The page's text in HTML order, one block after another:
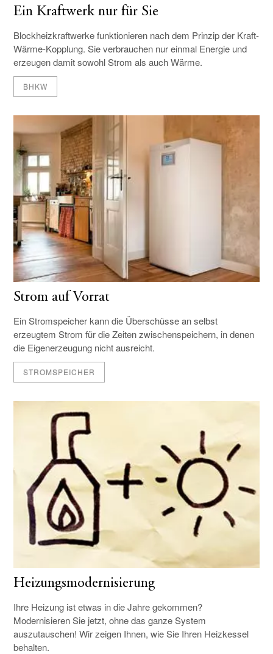
Ein Kraftwerk nur für Sie
Blockheizkraftwerke funktionieren nach dem Prinzip der Kraft-
Wärme-Kopplung. Sie verbrauchen nur einmal Energie und
erzeugen damit sowohl Strom als auch Wärme.
BHKW
Strom auf Vorrat
Ein Stromspeicher kann die Überschüsse an selbst
erzeugtem Strom für die Zeiten zwischenspeichern, in denen
die Eigenerzeugung nicht ausreicht.
STROMSPEICHER
Heizungsmodernisierung
Ihre Heizung ist etwas in die Jahre gekommen?
Modernisieren Sie jetzt, ohne das ganze System
auszutauschen! Wir zeigen Ihnen, wie Sie Ihren Heizkessel
behalten.